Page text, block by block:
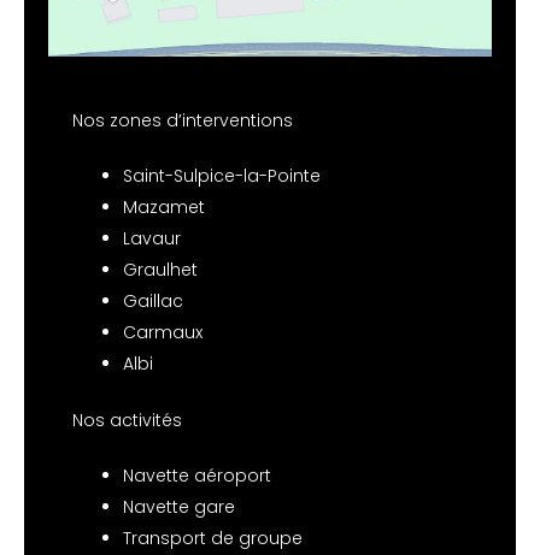
Nos zones d’interventions
Saint-Sulpice-la-Pointe
Mazamet
Lavaur
Graulhet
Gaillac
Carmaux
Albi
Nos activités
Navette aéroport
Navette gare
Transport de groupe